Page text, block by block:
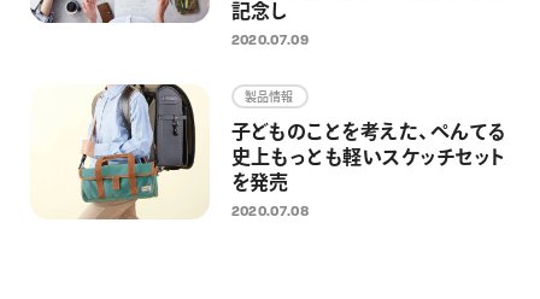
記念し
2020.07.09
製品情報
子どものことを考えた、ぺんてる
史上もっとも軽いスケッチセット
を発売
2020.07.08